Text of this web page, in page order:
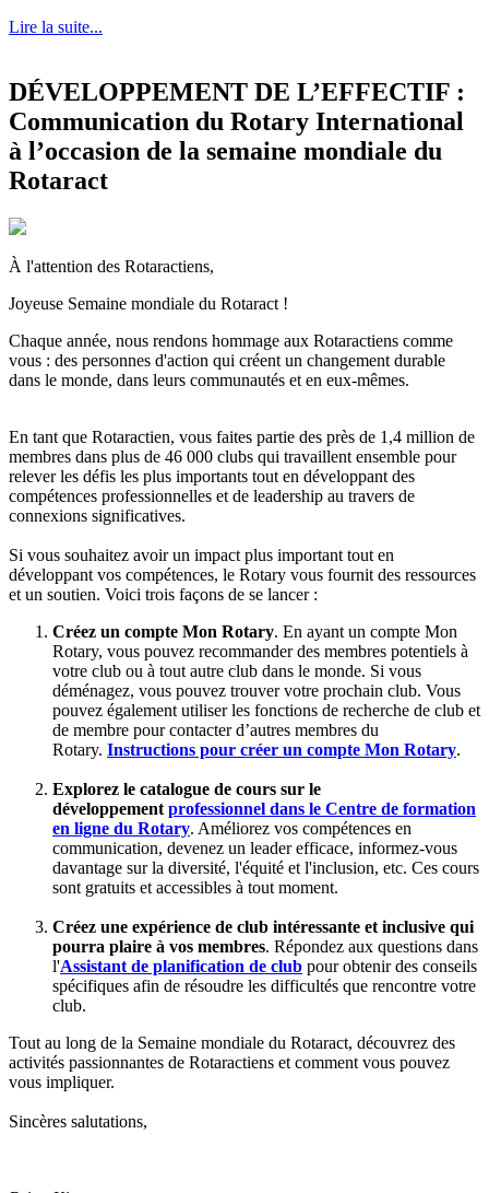
Lire la suite...
DÉVELOPPEMENT DE L’EFFECTIF :
Communication du Rotary International
à l’occasion de la semaine mondiale du
Rotaract
À l'attention des Rotaractiens,
Joyeuse Semaine mondiale du Rotaract !
Chaque année, nous rendons hommage aux Rotaractiens comme
vous : des personnes d'action qui créent un changement durable
dans le monde, dans leurs communautés et en eux-mêmes.
En tant que Rotaractien, vous faites partie des près de 1,4 million de
membres dans plus de 46 000 clubs qui travaillent ensemble pour
relever les défis les plus importants tout en développant des
compétences professionnelles et de leadership au travers de
connexions significatives.
Si vous souhaitez avoir un impact plus important tout en
développant vos compétences, le Rotary vous fournit des ressources
et un soutien. Voici trois façons de se lancer :
Créez un compte Mon Rotary. En ayant un compte Mon
Rotary, vous pouvez recommander des membres potentiels à
votre club ou à tout autre club dans le monde. Si vous
déménagez, vous pouvez trouver votre prochain club. Vous
pouvez également utiliser les fonctions de recherche de club et
de membre pour contacter d’autres membres du
Rotary. Instructions pour créer un compte Mon Rotary.
Explorez le catalogue de cours sur le
développement professionnel dans le Centre de formation
en ligne du Rotary. Améliorez vos compétences en
communication, devenez un leader efficace, informez-vous
davantage sur la diversité, l'équité et l'inclusion, etc. Ces cours
sont gratuits et accessibles à tout moment.
Créez une expérience de club intéressante et inclusive qui
pourra plaire à vos membres. Répondez aux questions dans
l'Assistant de planification de club pour obtenir des conseils
spécifiques afin de résoudre les difficultés que rencontre votre
club.
Tout au long de la Semaine mondiale du Rotaract, découvrez des
activités passionnantes de Rotaractiens et comment vous pouvez
vous impliquer.
Sincères salutations,